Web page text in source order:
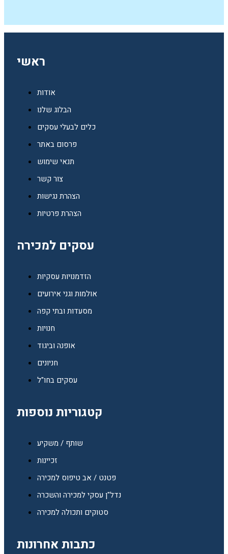
ראשי
אודות
הבלוג שלנו
כלים לבעלי עסקים
פרסום באתר
תנאי שימוש
צור קשר
הצהרת נגישות
הצהרת פרטיות
עסקים למכירה
הזדמנויות עסקיות
אולמות וגני אירועים
מסעדות ובתי קפה
חנויות
אופנה וביגוד
חניונים
עסקים בחו"ל
קטגוריות נוספות
שותף / משקיע
זכיינות
פטנט / אב טיפוס למכירה
נדל"ן עסקי למכירה והשכרה
סטוקים ותכולה למכירה
כתבות אחרונות